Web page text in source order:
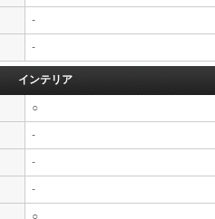
-
-
インテリア
○
-
-
-
○